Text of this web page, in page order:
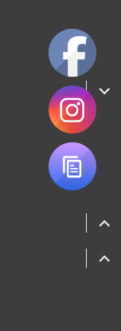
child
menu
menu